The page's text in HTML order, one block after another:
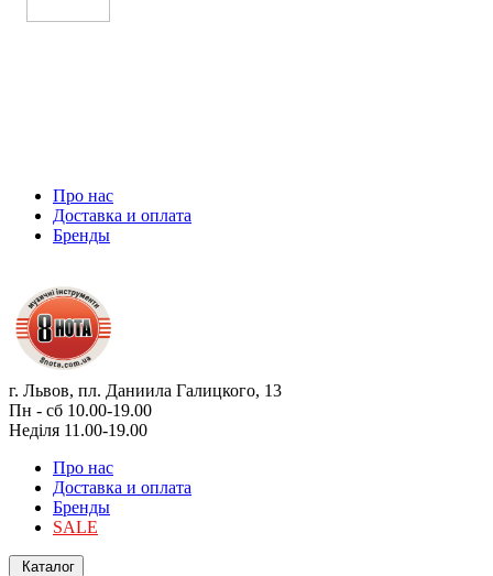
Про нас
Доставка и оплата
Бренды
г. Львов, пл. Даниила Галицкого, 13
Пн - сб 10.00-19.00
Неділя 11.00-19.00
Про нас
Доставка и оплата
Бренды
SALE
Каталог